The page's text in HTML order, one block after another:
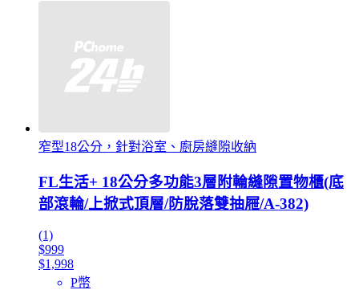
窄型18公分，針對浴室、廚房縫隙收納
FL生活+ 18公分多功能3層附輪縫隙置物櫃(底
部滾輪/上掀式頂層/防脫落雙抽屜/A-382)
(1)
$999
$1,998
P幣